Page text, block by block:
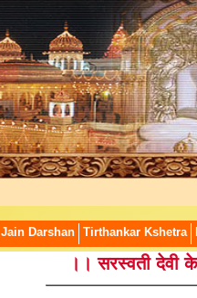
Jain Darshan Tirthankar Kshetra
।। सरस्वती देवी